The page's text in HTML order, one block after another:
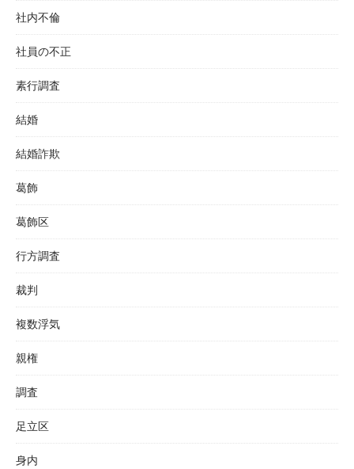
社内不倫
社員の不正
素行調査
結婚
結婚詐欺
葛飾
葛飾区
行方調査
裁判
複数浮気
親権
調査
足立区
身内